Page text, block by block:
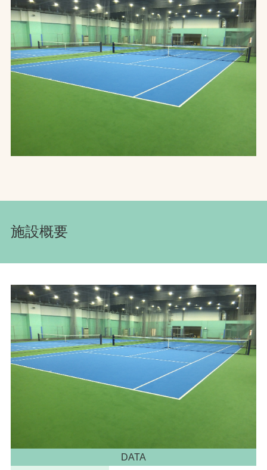
お問合せ
お取引先の皆様へ
プライバシーポリシー
ソーシャルメディアポリシー
施設概要
DATA